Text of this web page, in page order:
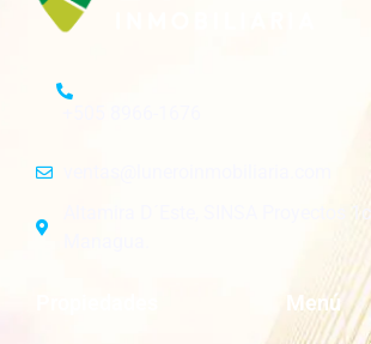
Altamira D´Este, SINSA Proyectos
Menú